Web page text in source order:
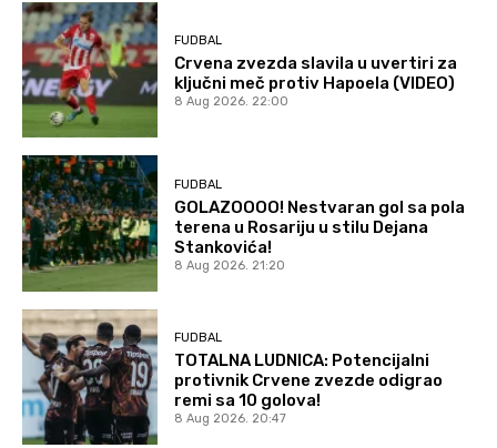
FUDBAL
Crvena zvezda slavila u uvertiri za
ključni meč protiv Hapoela (VIDEO)
8 Aug 2026. 22:00
FUDBAL
GOLAZOOOO! Nestvaran gol sa pola
terena u Rosariju u stilu Dejana
Stankovića!
8 Aug 2026. 21:20
FUDBAL
TOTALNA LUDNICA: Potencijalni
protivnik Crvene zvezde odigrao
remi sa 10 golova!
8 Aug 2026. 20:47